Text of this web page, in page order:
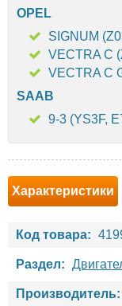
OPEL
SIGNUM
VECTRA C
VECTRA C
SAAB
9-3 (YS3F,
Характеристики
Код товара:
Раздел:
Производитель: